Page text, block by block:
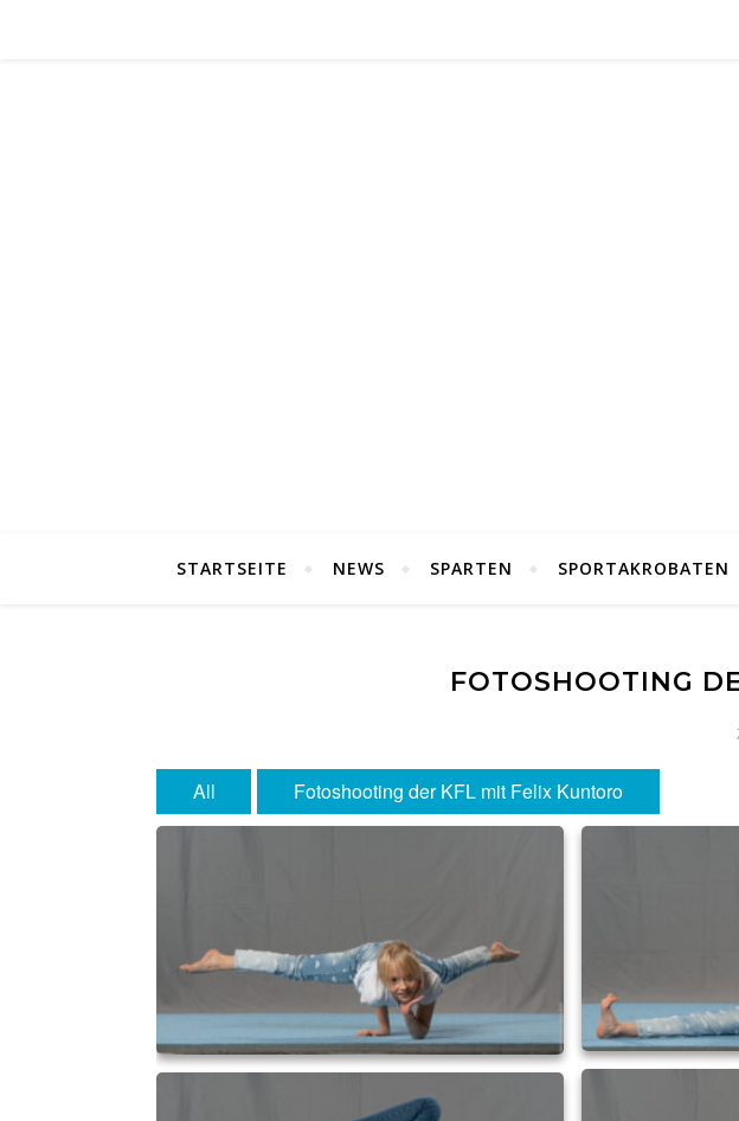
STARTSEITE NEWS SPARTEN SPORTAKROBATEN
FOTOSHOOTING
All Fotoshooting der KFL mit Felix Kuntoro